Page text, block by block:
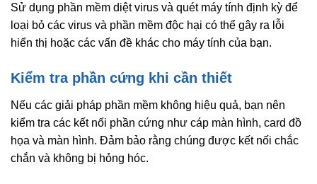
Sử dụng phần mềm diệt virus và quét máy tính định kỳ để
loại bỏ các virus và phần mềm độc hại có thể gây ra lỗi
hiển thị hoặc các vấn đề khác cho máy tính của bạn.
Kiểm tra phần cứng khi cần thiết
Nếu các giải pháp phần mềm không hiệu quả, bạn nên
kiểm tra các kết nối phần cứng như cáp màn hình, card đồ
họa và màn hình. Đảm bảo rằng chúng được kết nối chắc
chắn và không bị hỏng hóc.